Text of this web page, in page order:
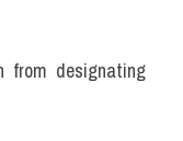
from designating